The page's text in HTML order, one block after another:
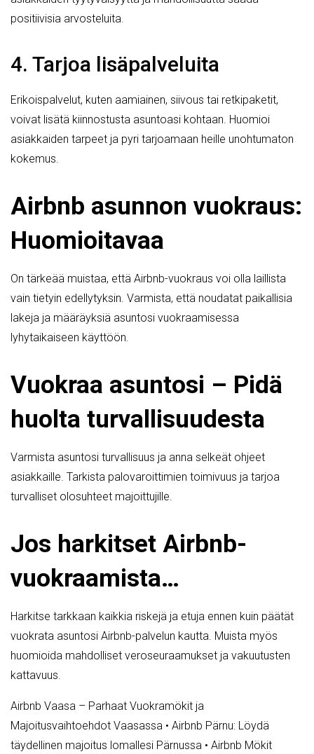
positiivisia arvosteluita.
4. Tarjoa lisäpalveluita
Erikoispalvelut, kuten aamiainen, siivous tai retkipaketit,
voivat lisätä kiinnostusta asuntoasi kohtaan. Huomioi
asiakkaiden tarpeet ja pyri tarjoamaan heille unohtumaton
kokemus.
Airbnb asunnon vuokraus:
Huomioitavaa
On tärkeää muistaa, että Airbnb-vuokraus voi olla laillista
vain tietyin edellytyksin. Varmista, että noudatat paikallisia
lakeja ja määräyksiä asuntosi vuokraamisessa
lyhytaikaiseen käyttöön.
Vuokraa asuntosi – Pidä
huolta turvallisuudesta
Varmista asuntosi turvallisuus ja anna selkeät ohjeet
asiakkaille. Tarkista palovaroittimien toimivuus ja tarjoa
turvalliset olosuhteet majoittujille.
Jos harkitset Airbnb-
vuokraamista…
Harkitse tarkkaan kaikkia riskejä ja etuja ennen kuin päätät
vuokrata asuntosi Airbnb-palvelun kautta. Muista myös
huomioida mahdolliset veroseuraamukset ja vakuutusten
kattavuus.
Airbnb Vaasa – Parhaat Vuokramökit ja
Majoitusvaihtoehdot Vaasassa • Airbnb Pärnu: Löydä
täydellinen majoitus lomallesi Pärnussa • Airbnb Mökit